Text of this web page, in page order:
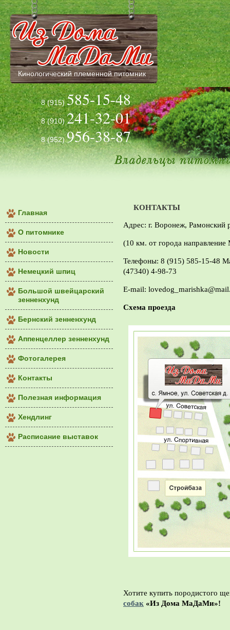
Кинологический племенной питомник
8 (915)585-15-48
8 (910)241-32-01
8 (952)956-38-87
Главная
О питомнике
Новости
Немецкий шпиц
Большой швейцарский
зенненхунд
Бернский зенненхунд
Аппенцеллер зенненхунд
Фотогалерея
Контакты
Полезная информация
Хендлинг
Расписание выставок
КОНТАКТЫ
Адрес: г. Воронеж, Рамонский
(10 км. от города
Телефоны: 8 (915) 585-15-48
(47340) 4-98-73
E-mail:
Схема проезда
Хотите купить породистого
собак «Из Дома МаДаМи»!